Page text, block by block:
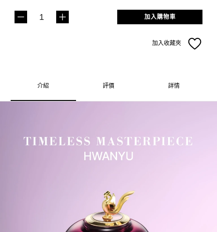
加入購物車
加入收藏夾
介紹 評價 詳情